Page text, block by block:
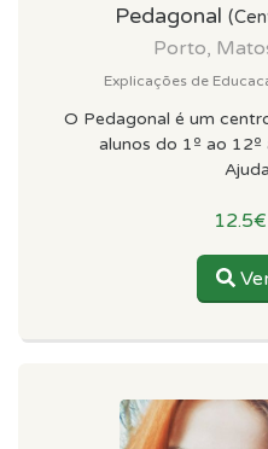
Pedagonal
Porto,
Explicações de
O Pedagonal é um
alunos do 1º ao 12º
12.5€